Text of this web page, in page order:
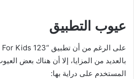
عيوب التطبيق
بالعديد من المزايا، إلا أن هناك بعض
المستخدم على دراية بها: